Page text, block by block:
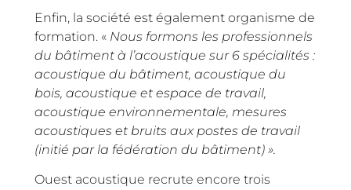
Enfin, la société est également organisme de
formation. « Nous formons les professionnels
du bâtiment à l’acoustique sur 6 spécialités :
acoustique du bâtiment, acoustique du
bois, acoustique et espace de travail,
acoustique environnementale, mesures
acoustiques et bruits aux postes de travail
(initié par la fédération du bâtiment) ».
Ouest acoustique recrute encore trois